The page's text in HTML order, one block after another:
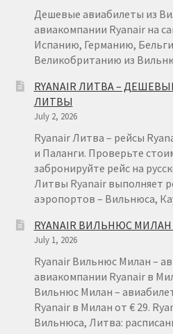
ИЗ
ОТ
€
Дешевые авиабилеты из
авиакомпании Ryanair на
Испанию, Германию,
Великобританию из
RYANAIR ЛИТВА –
ЛИТВЫ
July 2, 2026
Ryanair Литва – рейсы
и Паланги. Проверьте
забронируйте рейс на
Литвы Ryanair выполняет
аэропортов – Вильнюса,
RYANAIR ВИЛЬНЮС МИЛАН
July 1, 2026
Ryanair Вильнюс Милан –
авиакомпании Ryanair в
Вильнюс Милан –
Ryanair в Милан от € 29.
Вильнюса, Литва: